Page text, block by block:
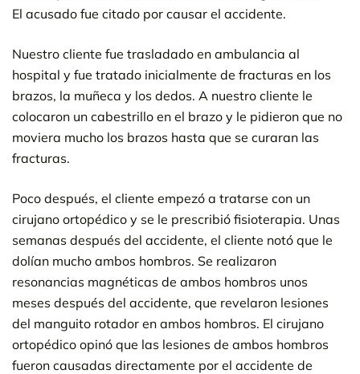
El acusado fue citado por causar el accidente.
Nuestro cliente fue trasladado en ambulancia al
hospital y fue tratado inicialmente de fracturas en los
brazos, la muñeca y los dedos. A nuestro cliente le
colocaron un cabestrillo en el brazo y le pidieron que no
moviera mucho los brazos hasta que se curaran las
fracturas.
Poco después, el cliente empezó a tratarse con un
cirujano ortopédico y se le prescribió fisioterapia. Unas
semanas después del accidente, el cliente notó que le
dolían mucho ambos hombros. Se realizaron
resonancias magnéticas de ambos hombros unos
meses después del accidente, que revelaron lesiones
del manguito rotador en ambos hombros. El cirujano
ortopédico opinó que las lesiones de ambos hombros
fueron causadas directamente por el accidente de